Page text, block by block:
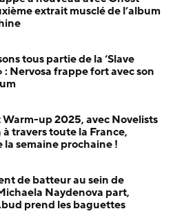
extrait musclé de l’album
tous partie de la ‘Slave
: Nervosa frappe fort avec son
Warm-up 2025, avec Novelists
travers toute la France,
la semaine prochaine !
de batteur au sein de
Naydenova part,
prend les baguettes